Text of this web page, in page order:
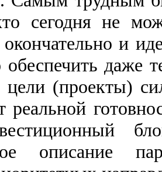
сегодня не
и
даже
цели (проекты)
реальной
описание